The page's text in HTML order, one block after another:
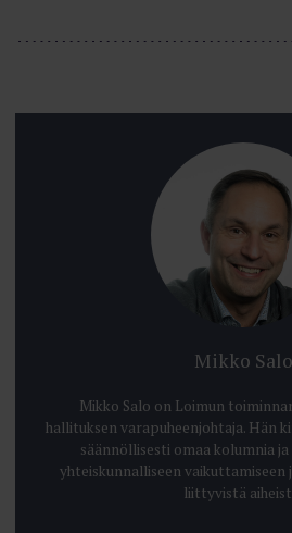
Mikko Salo
Mikko Salo on Loimun
hallituksen varapuheenjohtaja. Hän
säännöllisesti omaa kolumnia
yhteiskunnalliseen
liittyvistä